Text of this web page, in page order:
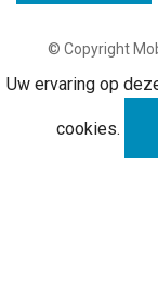
© Copyright
Uw ervaring op
cookies.